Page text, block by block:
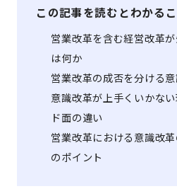
この記事を読むとわかる
営業改革を含む経営改革
は何か
営業改革の成否を分ける
意識改革が上手くいかな
ド面の違い
営業改革における意識改
のポイント